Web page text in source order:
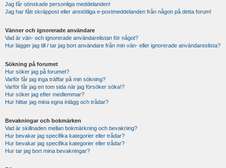
Jag får oönskade personliga meddelanden!
Jag har fått skräppost eller anstötliga e-postmeddelanden från någon på detta forum!
Vänner och ignorerade användare
Vad är vän- och ignorerade användarelistan för något?
Hur lägger jag till / tar jag bort användare från min vän- eller ignorerade användareslista?
Sökning på forumet
Hur söker jag på forumet?
Varför får jag inga träffar på min sökning?
Varför får jag en tom sida när jag försöker söka!?
Hur söker jag efter medlemmar?
Hur hittar jag mina egna inlägg och trådar?
Bevakningar och bokmärken
Vad är skillnaden mellan bokmärkning och bevakning?
Hur bevakar jag specifika kategorier eller trådar?
Hur bevakar jag specifika kategorier eller trådar?
Hur tar jag bort mina bevakningar?